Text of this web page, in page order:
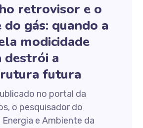
retrovisor e o
do gás: quando a
modicidade
a
futura
no portal da
o pesquisador do
e Ambiente da